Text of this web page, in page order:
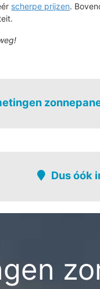
scherpe prijzen.
Dus óók